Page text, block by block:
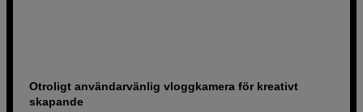
Otroligt användarvänlig vloggkamera för kreativt
skapande